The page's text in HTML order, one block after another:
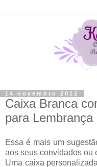
14 novembro 2012
Caixa Branca
para Lembrança
Essa é mais um
aos seus convidados ou
Uma caixa